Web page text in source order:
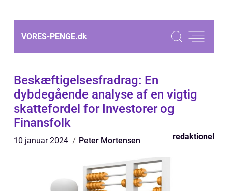
VORES-PENGE.dk
Beskæftigelsesfradrag: En
dybdegående analyse af en vigtig
skattefordel for Investorer og
Finansfolk
10 januar 2024 Peter Mortensen redaktionel